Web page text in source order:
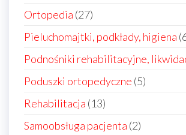
Ortopedia 2727
produktów
Pieluchomajtki, podkłady, higiena
Podnośniki rehabilitacyjne,
Poduszki ortopedyczne 55
Rehabilitacja 1313
produktów
Samoobsługa pacjenta 22